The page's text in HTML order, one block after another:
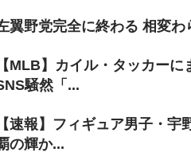
翼野党完全に終わる 相変
【MLB】カイル・タッカー
騒然「...
【速報】フィギュア男子・
の輝か...